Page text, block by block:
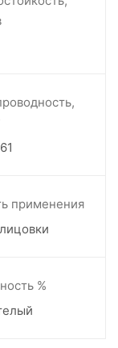
применения
%